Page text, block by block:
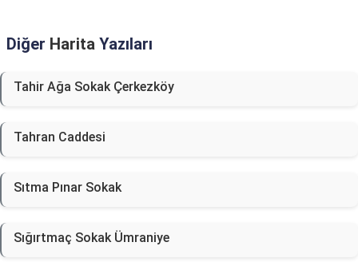
Diğer Harita Yazıları
Tahir Ağa Sokak Çerkezköy
Tahran Caddesi
Sıtma Pınar Sokak
Sığırtmaç Sokak Ümraniye